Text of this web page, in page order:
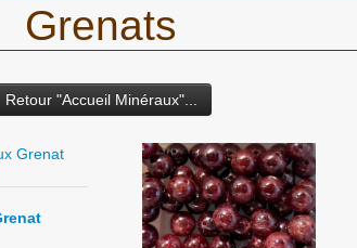
Grenats
Retour "Accueil Minéraux"...